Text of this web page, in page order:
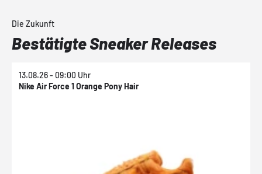
Die Zukunft
Bestätigte Sneaker Releases
13.08.26 - 09:00 Uhr
Nike Air Force 1 Orange Pony Hair